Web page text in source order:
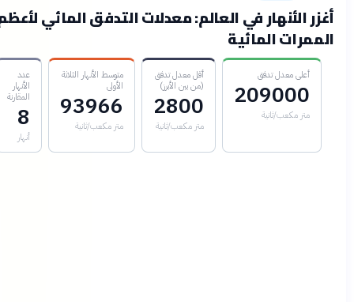
الأنهار في العالم: معدلات التدفق المائي لأعظم
المائية
أعلى معدل تدفق
209000
متر مكعب/ثانية
أقل معدل تدفق
(من بين الأبرز)
2800
متر مكعب/ثانية
متوسط الأنهار الثلاثة
93966
متر مكعب/ثانية